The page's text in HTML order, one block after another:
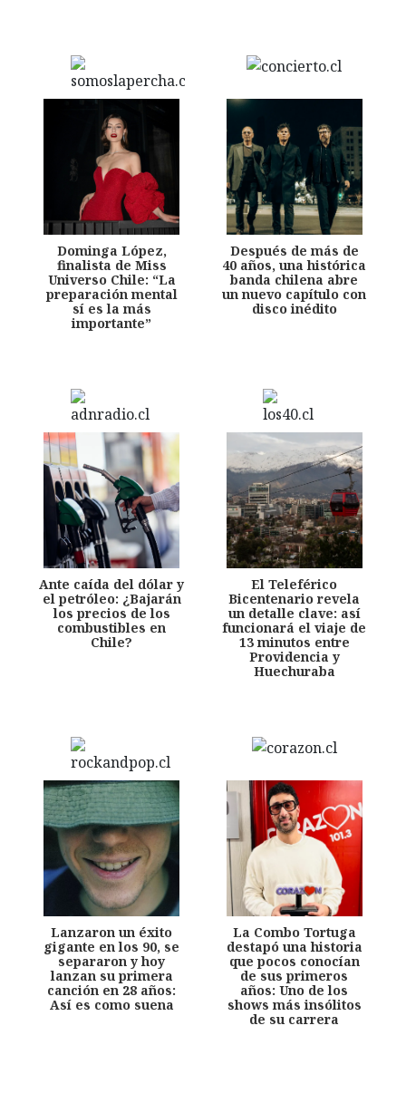
Dominga López,
finalista de Miss
Universo Chile: “La
preparación mental
sí es la más
importante”
Después de más de
40 años, una histórica
banda chilena abre
un nuevo capítulo con
disco inédito
Ante caída del dólar y
el petróleo: ¿Bajarán
los precios de los
combustibles en
Chile?
El Teleférico
Bicentenario revela
un detalle clave: así
funcionará el viaje de
13 minutos entre
Providencia y
Huechuraba
Lanzaron un éxito
gigante en los 90, se
separaron y hoy
lanzan su primera
canción en 28 años:
Así es como suena
La Combo Tortuga
destapó una historia
que pocos conocían
de sus primeros
años: Uno de los
shows más insólitos
de su carrera